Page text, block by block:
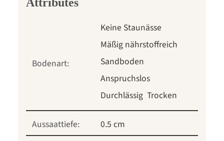
Bodenart:
Keine Staunässe
Mäßig nährstoffreich
Sandboden
Anspruchslos
Durchlässig Trocken
Aussaattiefe: 0.5 cm